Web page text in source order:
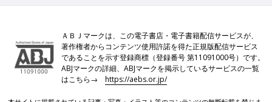
ＡＢＪマークは、この電子書店・電子書籍配信サービスが、
著作権者からコンテンツ使用許諾を得た正規版配信サービス
であることを示す登録商標（登録番号 第11091000号）です。
ABJマークの詳細、ABJマークを掲示しているサービスの一覧
はこちら→https://aebs.or.jp/